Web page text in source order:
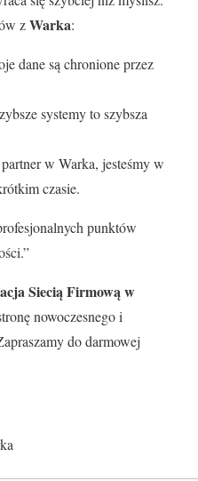
zWarka:
dane są chronione przez
systemy to szybsza
w Warka, jesteśmy w
czasie.
punktów
Siecią Firmową w
nowoczesnego i
do darmowej